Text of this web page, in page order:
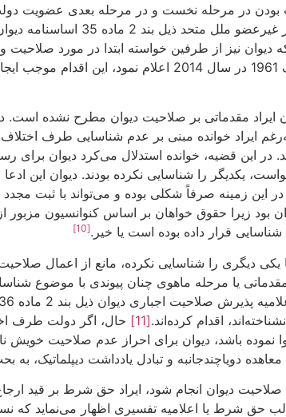
بودن در مرحله نخست و در مرحله بعدی عضویت
ملل متحد است. موضوعی که به نظر می‌رسد در مورد
نیز از طرفین خواسته ابتدا در مورد صلاحیت و
تقدیم نمایند زیرا ایالات متحده در زمان پیوستن فلسطین به کنوانسیون روابط
مقدماتی بر صلاحیت دیوان مطرح نشده است.
ایراد خوانده مبنی بر عدم شناسایی طرف
در 1995، اساساً به ایراد مزبور وارد نشد. در این قضیه، خوانده استدلال می‌کرد
یکدیگر را شناسایی نکرده بودند. دیوان این
این زمینه صرفاً شکلی بوده و می‌تواند با ثبت
نتیجه با دیدگاه اعلامی، همخوان بود زیرا حقوق خواهان بر اساس
شناسایی قرار داده بوده است یا خیر.[10]
دیگری را شناسایی نکرده، مانع از اعمال
یا مرحله ماهوی چنان پیوندی با موضوع
اقدام کرده‌اند.[11]
حال، اگر دولت طرف
نموده باشد، دیوان برای احراز عدم صلاحیت خویش
و تبادل یادداشت دیپلماتیک، به
دیوان انجام شود، ایراد حق شرط بر قید
حق شرط یا اعلامیه تفسیری اظهار می‌نماید که